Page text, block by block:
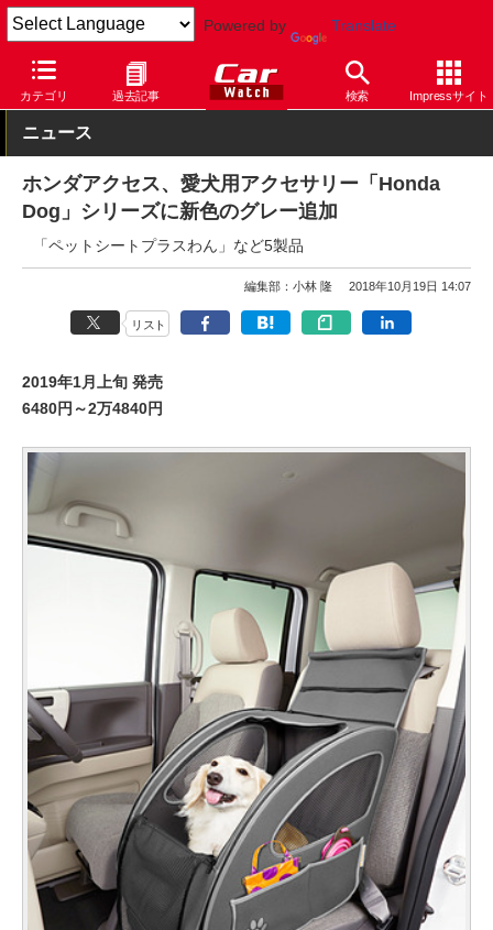
Powered by Translate
カテゴリ 過去記事 検索 Impressサイト
Car Watch 自動車 ホンダ
ニュース
ホンダアクセス、愛犬用アクセサリー「Honda
Dog」シリーズに新色のグレー追加
「ペットシートプラスわん」など5製品
編集部：小林 隆 2018年10月19日 14:07
リスト
2019年1月上旬 発売
6480円～2万4840円